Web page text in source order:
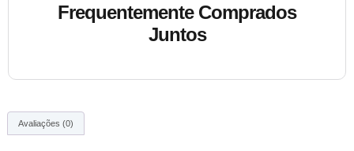
Frequentemente Comprados
Juntos
Avaliações (0)